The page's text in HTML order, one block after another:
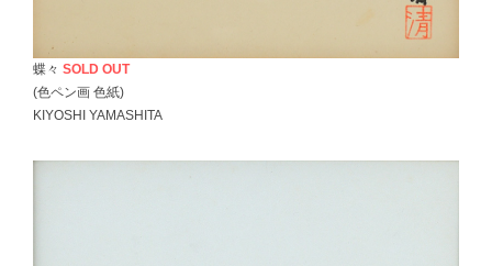
蝶々 SOLD OUT
(色ペン画 色紙)
KIYOSHI YAMASHITA